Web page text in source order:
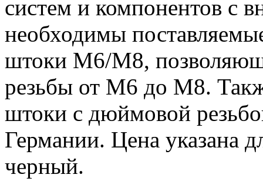
систем и компонентов с
необходимы
штоки M6/M8,
резьбы от M6 до M8.
штоки с дюймовой
Германии. Цена указана
черный.